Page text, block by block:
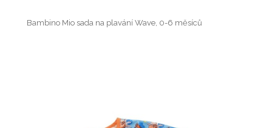
Bambino Mio sada na plavání Wave, 0-6 měsíců